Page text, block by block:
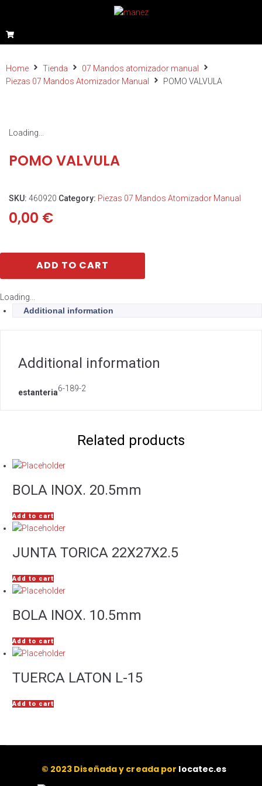
Home Tienda
07 Mandos atomizador manual
Piezas 07 Mandos Atomizador Manual
POMO VALVULA
Loading...
POMO VALVULA
SKU: 460920 Category: Piezas 07 Mandos Atomizador Manual
0,00 €
ADD TO CART
Loading...
Additional information
Additional information
estanteria6-189-2
Related products
BOLA INOX. 20.5mm
Add to cart
JUNTA TORICA 22X27X2.5
Add to cart
BOLA INOX. 10.5mm
Add to cart
TUERCA LATON L-15
Add to cart
© 2023 Diseñada y creada por locatec.es